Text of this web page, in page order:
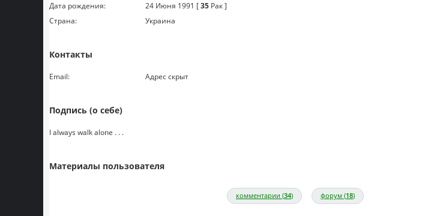
Дата рождения:
24 Июня 1991 [35 Рак ]
Страна:
Украина
Контакты
Email: Адрес скрыт
Подпись (о себе)
I always walk alone . . .
Материалы пользователя
комментарии (34) форум (18)